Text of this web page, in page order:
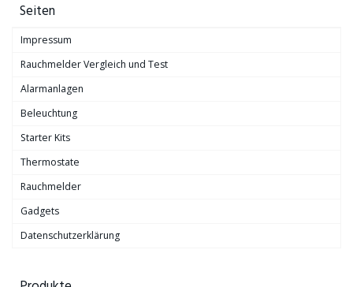
Seiten
Impressum
Rauchmelder Vergleich und Test
Alarmanlagen
Beleuchtung
Starter Kits
Thermostate
Rauchmelder
Gadgets
Datenschutzerklärung